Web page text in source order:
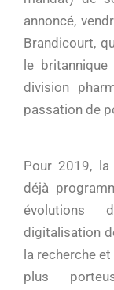
annoncé,
Brandicourt,
le
division
passation de
Pour 2019,
déjà
évolutions
digitalisation
la recherche
plus